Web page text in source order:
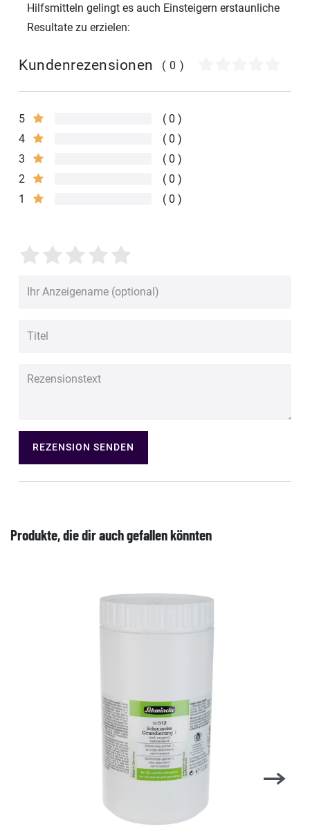
Hilfsmitteln gelingt es auch Einsteigern erstaunliche
Resultate zu erzielen:
Kundenrezensionen (0)
5
0
4
0
3
0
2
0
1
0
REZENSION SENDEN
Produkte, die dir auch gefallen könnten